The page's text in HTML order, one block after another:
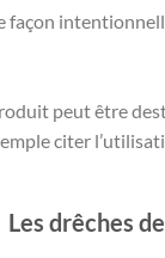
façon
peut être
citer
Les drêches